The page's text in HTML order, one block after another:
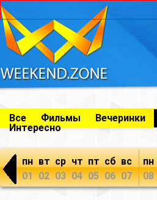
Все Фильмы Вечеринки
Интересно
пн
01
вт
02
ср
03
чт
04
пт
05
сб
06
вс
07
пн
08